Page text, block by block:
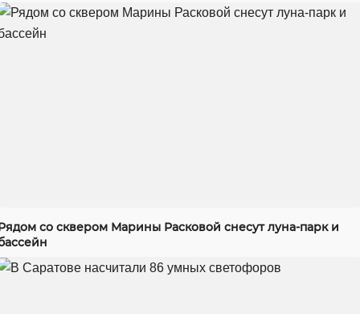
со сквером Марины Расковой снесут луна-парк и